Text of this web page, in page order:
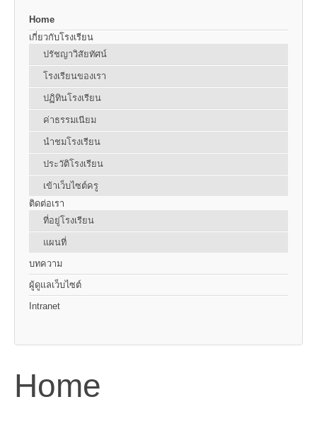
Home
เกี่ยวกับโรงเรียน
ปรัชญาวิสัยทัศน์
โรงเรียนของเรา
ปฏิทินโรงเรียน
ค่าธรรมเนียม
นำชมโรงเรียน
ประวัติโรงเรียน
เข้าเว็บไซต์ครู
ติดต่อเรา
ที่อยู่โรงเรียน
แผนที่
บทความ
ผู้ดูแลเว็บไซต์
Intranet
Home